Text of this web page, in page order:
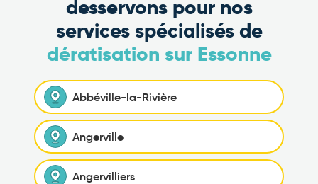
desservons pour nos
services spécialisés de
dératisation sur Essonne
Abbéville-la-Rivière
Angerville
Angervilliers